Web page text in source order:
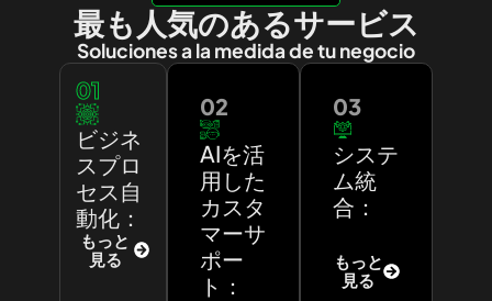
最も人気のあるサービス
Soluciones a la medida de tu negocio
01
ビジネ
スプロ
セス自
動化：
もっと
見る
02
AIを活
用した
カスタ
マーサ
ポー
ト：
03
システ
ム統
合：
もっと
見る